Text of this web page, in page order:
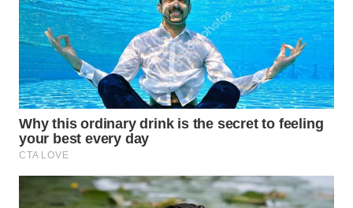
TV
WAHANANEWS
ID
WAHANANEWS
CO ID
NET